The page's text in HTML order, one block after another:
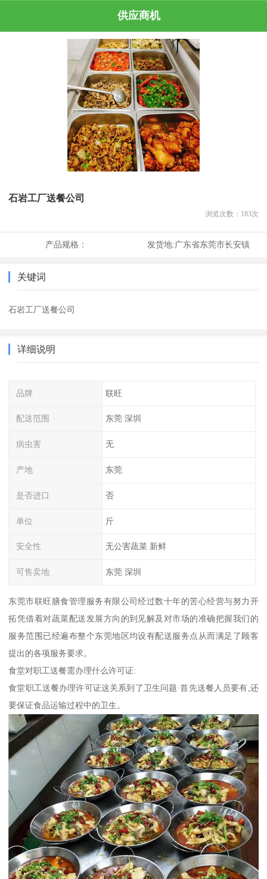
供应商机
石岩工厂送餐公司
浏览次数： 183次
产品规格： 发货地:广东省东莞市长安镇
关键词
石岩工厂送餐公司
详细说明
品牌 联旺
配送范围 东莞 深圳
病虫害 无
产地 东莞
是否进口 否
单位 斤
安全性 无公害蔬菜 新鲜
可售卖地 东莞 深圳
东莞市联旺膳食管理服务有限公司经过数十年的苦心经营与努力开
拓凭借着对蔬菜配送发展方向的到见解及对市场的准确把握我们的
服务范围已经遍布整个东莞地区均设有配送服务点从而满足了顾客
提出的各项服务要求。
食堂对职工送餐需办理什么许可证:
食堂职工送餐办理许可证这关系到了卫生问题·首先送餐人员要有,还
要保证食品运输过程中的卫生。